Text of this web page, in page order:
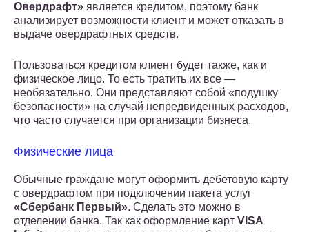
Овердрафт» является кредитом, поэтому банк
анализирует возможности клиент и может отказать в
выдаче овердрафтных средств.
Пользоваться кредитом клиент будет также, как и
физическое лицо. То есть тратить их все —
необязательно. Они представляют собой «подушку
безопасности» на случай непредвиденных расходов,
что часто случается при организации бизнеса.
Физические лица
Обычные граждане могут оформить дебетовую карту
с овердрафтом при подключении пакета услуг
«Сбербанк Первый». Сделать это можно в
отделении банка. Так как оформление карт VISA